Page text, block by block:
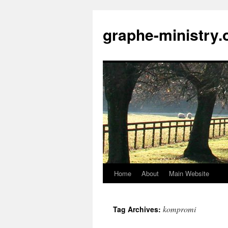
content
graphe-
Home About Main Website
Tag Archives: kompromi